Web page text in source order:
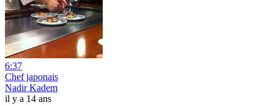
6:37
Chef japonais
Nadir Kadem
il y a 14 ans